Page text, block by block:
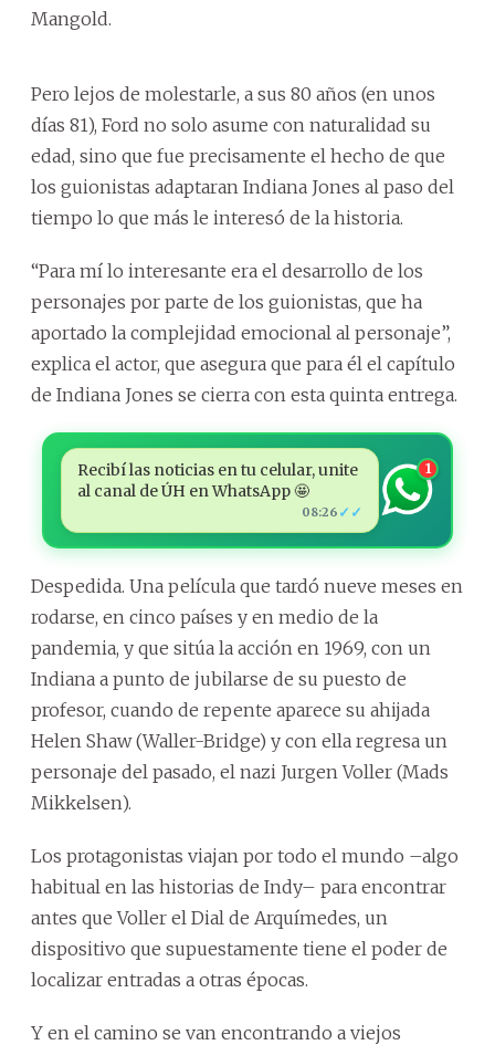
Mangold.
Pero lejos de molestarle, a sus 80 años (en unos
días 81), Ford no solo asume con naturalidad su
edad, sino que fue precisamente el hecho de que
los guionistas adaptaran Indiana Jones al paso del
tiempo lo que más le interesó de la historia.
“Para mí lo interesante era el desarrollo de los
personajes por parte de los guionistas, que ha
aportado la complejidad emocional al personaje”,
explica el actor, que asegura que para él el capítulo
de Indiana Jones se cierra con esta quinta entrega.
Recibí las noticias en tu celular, unite
al canal de ÚH en WhatsApp 🤩
08:26 ✓✓
1
Despedida. Una película que tardó nueve meses en
rodarse, en cinco países y en medio de la
pandemia, y que sitúa la acción en 1969, con un
Indiana a punto de jubilarse de su puesto de
profesor, cuando de repente aparece su ahijada
Helen Shaw (Waller-Bridge) y con ella regresa un
personaje del pasado, el nazi Jurgen Voller (Mads
Mikkelsen).
Los protagonistas viajan por todo el mundo –algo
habitual en las historias de Indy– para encontrar
antes que Voller el Dial de Arquímedes, un
dispositivo que supuestamente tiene el poder de
localizar entradas a otras épocas.
Y en el camino se van encontrando a viejos